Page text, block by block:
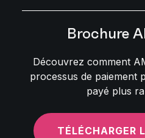
Brochure
Découvrez comment
processus de paiement
payé plus
TÉLÉCHARGER